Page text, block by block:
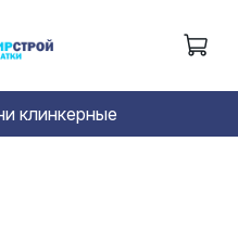
клинкерные